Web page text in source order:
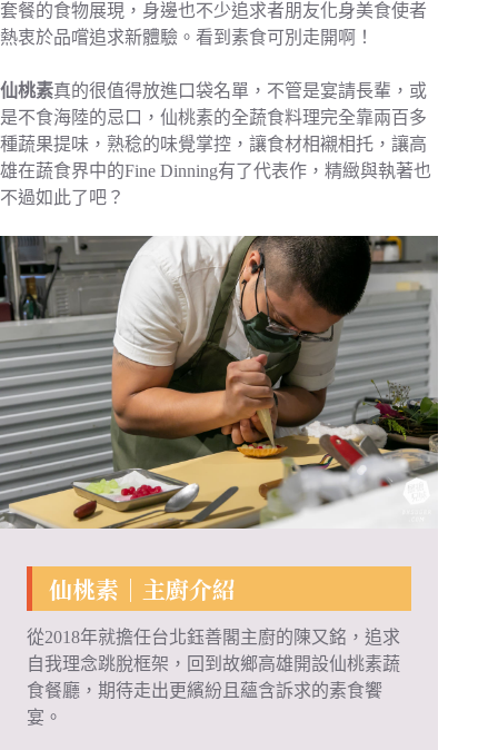
套餐的食物展現，身邊也不少追求者朋友化身美食使者
熱衷於品嚐追求新體驗。看到素食可別走開啊！
仙桃素真的很值得放進口袋名單，不管是宴請長輩，或
是不食海陸的忌口，仙桃素的全蔬食料理完全靠兩百多
種蔬果提味，熟稔的味覺掌控，讓食材相襯相托，讓高
雄在蔬食界中的Fine Dinning有了代表作，精緻與執著也
不過如此了吧？
仙桃素｜主廚介紹
從2018年就擔任台北鈺善閣主廚的陳又銘，追求
自我理念跳脫框架，回到故鄉高雄開設仙桃素蔬
食餐廳，期待走出更繽紛且蘊含訴求的素食饗
宴。